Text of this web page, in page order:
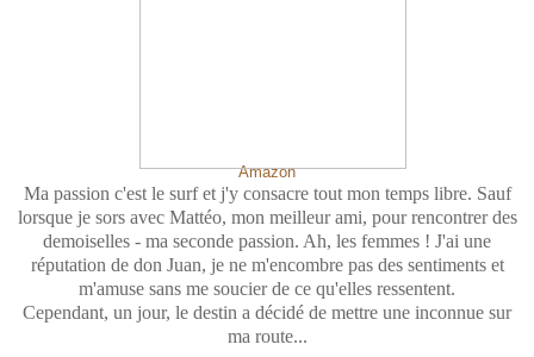
Amazon
Ma passion c'est le surf et j'y consacre tout mon temps libre. Sauf
lorsque je sors avec Mattéo, mon meilleur ami, pour rencontrer des
demoiselles - ma seconde passion. Ah, les femmes ! J'ai une
réputation de don Juan, je ne m'encombre pas des sentiments et
m'amuse sans me soucier de ce qu'elles ressentent.
Cependant, un jour, le destin a décidé de mettre une inconnue sur
ma route...